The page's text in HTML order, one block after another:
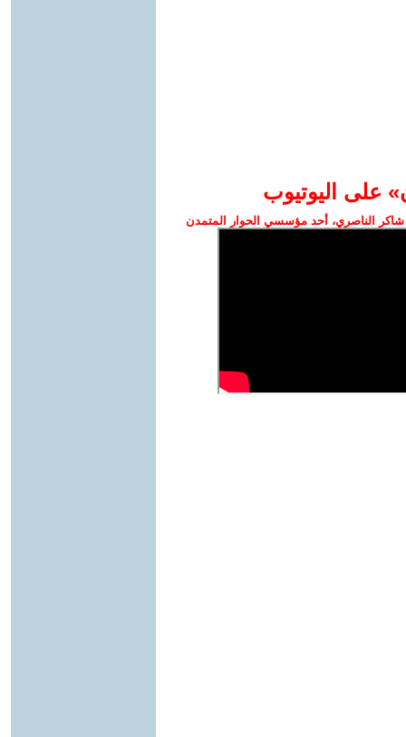
على اليوتيوب
الناصري، أحد مؤسسي الحوار المتمدن